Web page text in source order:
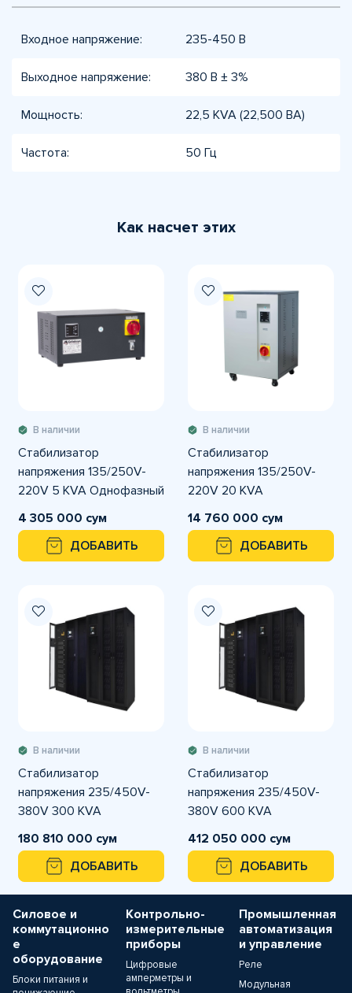
Входное напряжение: 235-450 В
Выходное напряжение: 380 В ± 3%
Мощность: 22,5 KVA (22,500 ВА)
Частота: 50 Гц
Как насчет этих
В наличии
Стабилизатор
напряжения 135/250V-
220V 5 KVA Однофазный
CETINKAYA
4 305 000 сум
ДОБАВИТЬ
В наличии
Стабилизатор
напряжения 135/250V-
220V 20 KVA
Однофазный CETINKAYA
14 760 000 сум
ДОБАВИТЬ
В наличии
Стабилизатор
напряжения 235/450V-
380V 300 KVA
Трехфазный CETINKAYA
180 810 000 сум
ДОБАВИТЬ
В наличии
Стабилизатор
напряжения 235/450V-
380V 600 KVA
Трехфазный CETINKAYA
412 050 000 сум
ДОБАВИТЬ
Силовое и
коммутационно
е
оборудование
Блоки питания и
Контрольно-
измерительные
приборы
Цифровые
амперметры и
Промышленная
автоматизация
и управление
Реле
Модульная